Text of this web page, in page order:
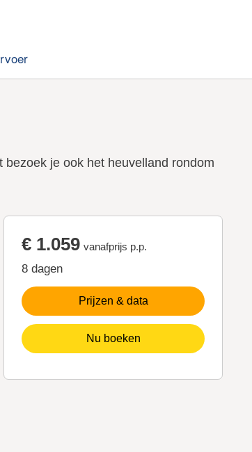
je ook het heuvelland rondom
€ 1.059 vanafprijs p.p.
8 dagen
Prijzen & data
Nu boeken